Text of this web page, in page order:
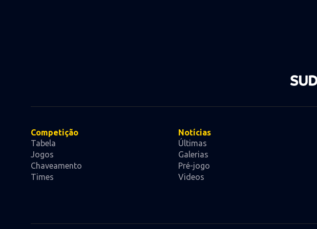
Competição
Tabela
Jogos
Chaveamento
Times
Notícias
Últimas
Galerias
Pré-jogo
Videos